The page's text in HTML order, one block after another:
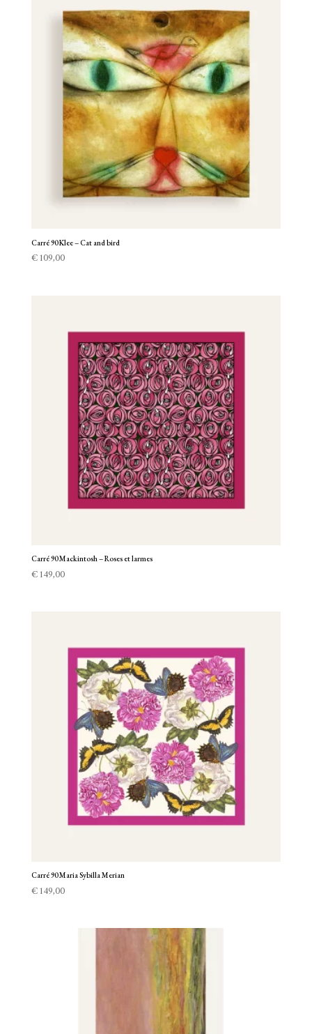
Carré 90 Klee – Cat and bird
€109,00
Carré 90 Mackintosh – Roses et larmes
€149,00
Carré 90 Maria Sybilla Merian
€149,00